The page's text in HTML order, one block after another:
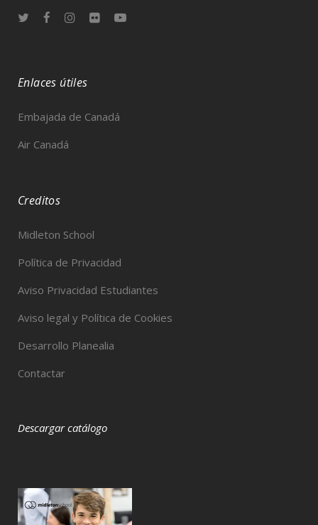
Enlaces útiles
Embajada de Canadá
Air Canadá
Creditos
Midleton School
Política de Privacidad
Aviso Privacidad Estudiantes
Aviso legal y Política de Cookies
Desarrollo Planealia
Contactar
Descargar catálogo